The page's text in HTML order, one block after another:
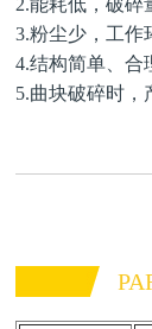
3.粉尘少，工作
4.结构简单、合
5.曲块破碎时，